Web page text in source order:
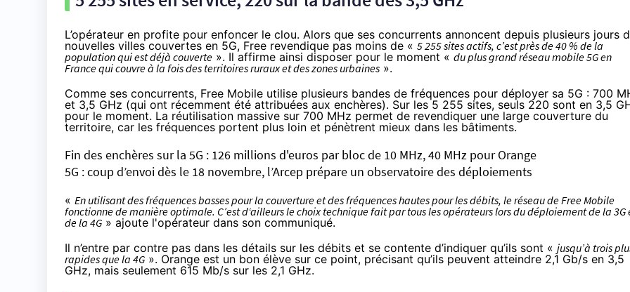
L’opérateur en profite pour enfoncer le clou. Alors que ses concurrents annoncent depuis plusieurs jours
nouvelles villes couvertes en 5G, Free revendique pas moins de « 5 255 sites actifs, c’est près de 40 % de la
population qui est déjà couverte ». Il affirme ainsi disposer pour le moment « du plus grand réseau mobile 5G en
France qui couvre à la fois des territoires ruraux et des zones urbaines ».
Comme ses concurrents, Free Mobile utilise plusieurs bandes de fréquences pour déployer sa 5G : 700
et 3,5 GHz (qui ont récemment été attribuées aux enchères). Sur les 5 255 sites, seuls 220 sont en 3,5
pour le moment. La réutilisation massive sur 700 MHz permet de revendiquer une large couverture du
territoire, car les fréquences portent plus loin et pénètrent mieux dans les bâtiments.
Fin des enchères sur la 5G : 126 millions d'euros par bloc de 10 MHz, 40 MHz pour Orange
5G : coup d’envoi dès le 18 novembre, l’Arcep prépare un observatoire des déploiements
« En utilisant des fréquences basses pour la couverture et des fréquences hautes pour les débits, le réseau de Free Mobile
fonctionne de manière optimale. C’est d‘ailleurs le choix technique fait par tous les opérateurs lors du déploiement de la 3G
de la 4G » ajoute l'opérateur dans son communiqué.
Il n’entre par contre pas dans les détails sur les débits et se contente d’indiquer qu’ils sont « jusqu’à trois
rapides que la 4G ». Orange est un bon élève sur ce point, précisant qu’ils peuvent atteindre 2,1 Gb/s en 3,5
GHz, mais seulement 615 Mb/s sur les 2,1 GHz.